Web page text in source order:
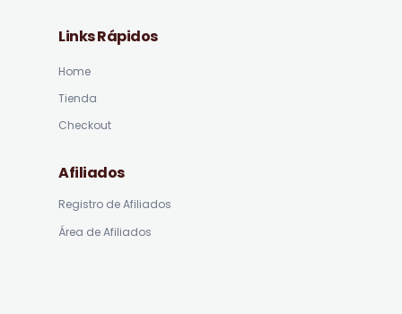
Links Rápidos
Home
Tienda
Checkout
Afiliados
Registro de Afiliados
Área de Afiliados